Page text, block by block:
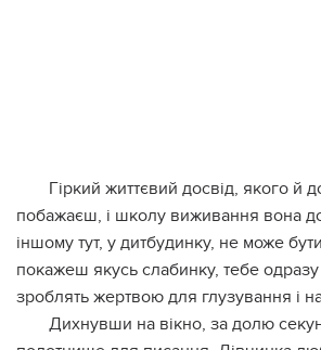
Гіркий життєвий досвід, якого й
побажаєш, і школу виживання вона
іншому тут, у дитбудинку, не може
покажеш якусь слабинку, тебе
зроблять жepтвою для глузування і
Дихнувши на вікно, за долю